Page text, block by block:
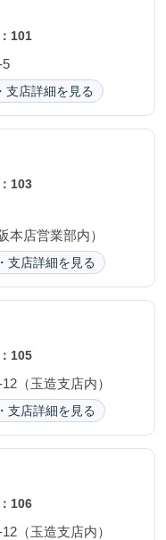
101
5
支店詳細を見る
103
本店営業部内）
支店詳細を見る
105
（玉造支店内）
支店詳細を見る
106
（玉造支店内）